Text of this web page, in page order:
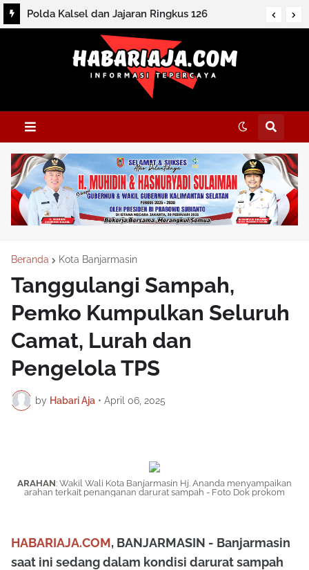
Polda Kalsel dan Jajaran Ringkus 126
Tersangka dan Sita Ratusan Barbuk
Beranda Kota Banjarmasin
Tanggulangi Sampah,
Pemko Kumpulkan Seluruh
Camat, Lurah dan
Pengelola TPS
by Habari Aja • April 06, 2025
ARAHAN: Wakil Wali Kota Banjarmasin Hj. Ananda menyampaikan
arahan terkait penanganan darurat sampah - Foto Dok prokom
HABARIAJA.COM, BANJARMASIN - Banjarmasin
saat ini sedang dalam kondisi darurat sampah